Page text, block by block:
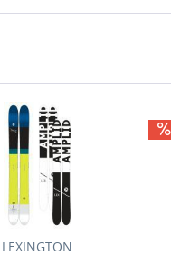
LEXINGTON